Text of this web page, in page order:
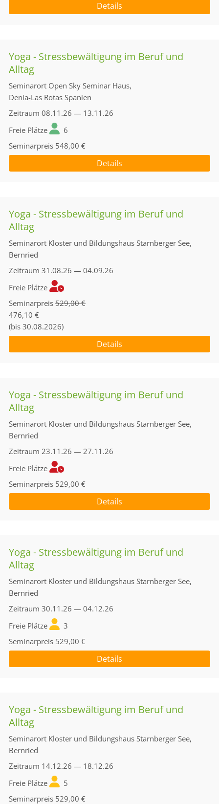
Details
Yoga - Stressbewältigung im Beruf und
Alltag
Seminarort Open Sky Seminar Haus,
Denia-Las Rotas Spanien
Zeitraum 08.11.26 — 13.11.26
Freie Plätze
6
Seminarpreis 548,00 €
Details
Yoga - Stressbewältigung im Beruf und
Alltag
Seminarort Kloster und Bildungshaus Starnberger See,
Bernried
Zeitraum 31.08.26 — 04.09.26
Freie Plätze
Seminarpreis 529,00 €
476,10 €
(bis 30.08.2026)
Details
Yoga - Stressbewältigung im Beruf und
Alltag
Seminarort Kloster und Bildungshaus Starnberger See,
Bernried
Zeitraum 23.11.26 — 27.11.26
Freie Plätze
Seminarpreis 529,00 €
Details
Yoga - Stressbewältigung im Beruf und
Alltag
Seminarort Kloster und Bildungshaus Starnberger See,
Bernried
Zeitraum 30.11.26 — 04.12.26
Freie Plätze
3
Seminarpreis 529,00 €
Details
Yoga - Stressbewältigung im Beruf und
Alltag
Seminarort Kloster und Bildungshaus Starnberger See,
Bernried
Zeitraum 14.12.26 — 18.12.26
Freie Plätze
5
Seminarpreis 529,00 €